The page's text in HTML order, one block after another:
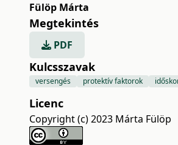
Fülöp Márta
Megtekintés
PDF
Kulcsszavak
versengés protektív faktorok
Licenc
Copyright (c) 2023 Márta Fülöp